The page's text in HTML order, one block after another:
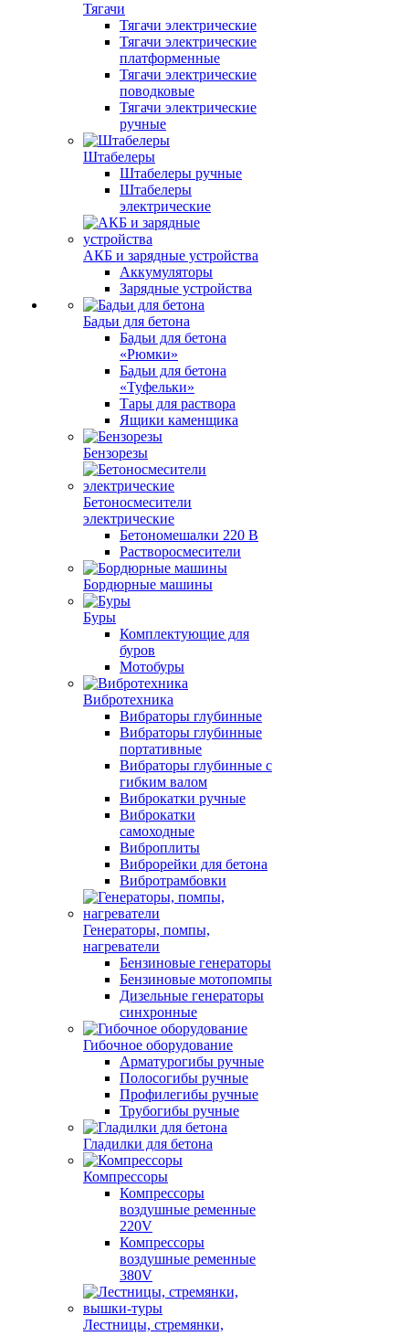
Тягачи
Тягачи электрические
Тягачи электрические
платформенные
Тягачи электрические
поводковые
Тягачи электрические
ручные
Штабелеры
Штабелеры ручные
Штабелеры
электрические
АКБ и зарядные устройства
Аккумуляторы
Зарядные устройства
Бадьи для бетона
Бадьи для бетона
«Рюмки»
Бадьи для бетона
«Туфельки»
Тары для раствора
Ящики каменщика
Бензорезы
Бетоносмесители
электрические
Бетономешалки 220 В
Растворосмесители
Бордюрные машины
Буры
Комплектующие для
буров
Мотобуры
Вибротехника
Вибраторы глубинные
Вибраторы глубинные
портативные
Вибраторы глубинные с
гибким валом
Виброкатки ручные
Виброкатки
самоходные
Виброплиты
Виброрейки для бетона
Вибротрамбовки
Генераторы, помпы,
нагреватели
Бензиновые генераторы
Бензиновые мотопомпы
Дизельные генераторы
синхронные
Гибочное оборудование
Арматурогибы ручные
Полосогибы ручные
Профилегибы ручные
Трубогибы ручные
Гладилки для бетона
Компрессоры
Компрессоры
воздушные ременные
220V
Компрессоры
воздушные ременные
380V
Лестницы, стремянки,